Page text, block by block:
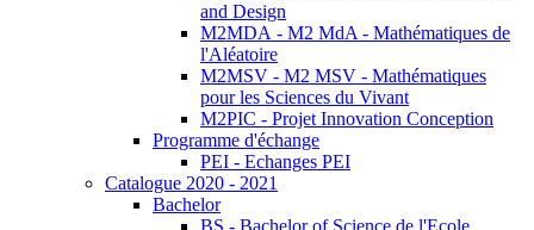
and Design
M2MDA - M2 MdA - Mathématiques de
l'Aléatoire
M2MSV - M2 MSV - Mathématiques
pour les Sciences du Vivant
M2PIC - Projet Innovation Conception
Programme d'échange
PEI - Echanges PEI
Catalogue 2020 - 2021
Bachelor
BS - Bachelor of Science de l'Ecole